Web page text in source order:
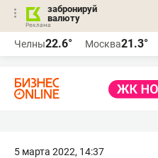
забронируй
валюту
Челны22.6° Москва21.3°
5 марта 2022, 14:37